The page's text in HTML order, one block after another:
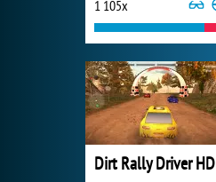
1 105x
Dirt Rally Driver HD